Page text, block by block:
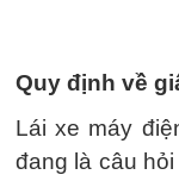
Quy định về
Lái xe máy
đang là câu